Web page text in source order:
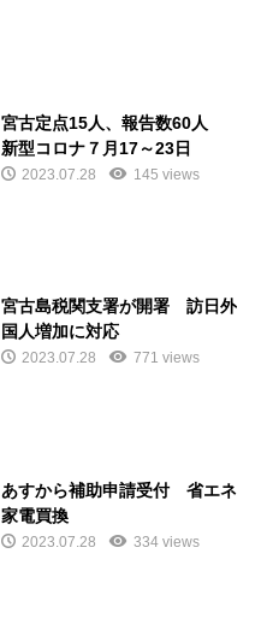
宮古定点15人、報告数60人
新型コロナ７月17～23日
2023.07.28 145 views
宮古島税関支署が開署 訪日外
国人増加に対応
2023.07.28 771 views
あすから補助申請受付 省エネ
家電買換
2023.07.28 334 views